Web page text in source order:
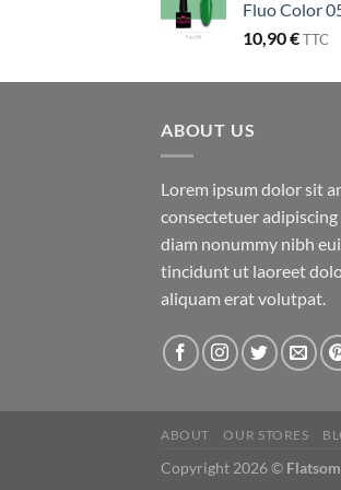
Fluo Color
10,90€TTC
ABOUT US
Lorem ipsum dolor sit
consectetuer adipiscing
diam nonummy nibh
tincidunt ut laoreet
aliquam erat volutpat.
ABOUT OUR STORES
Copyright 2026 ©